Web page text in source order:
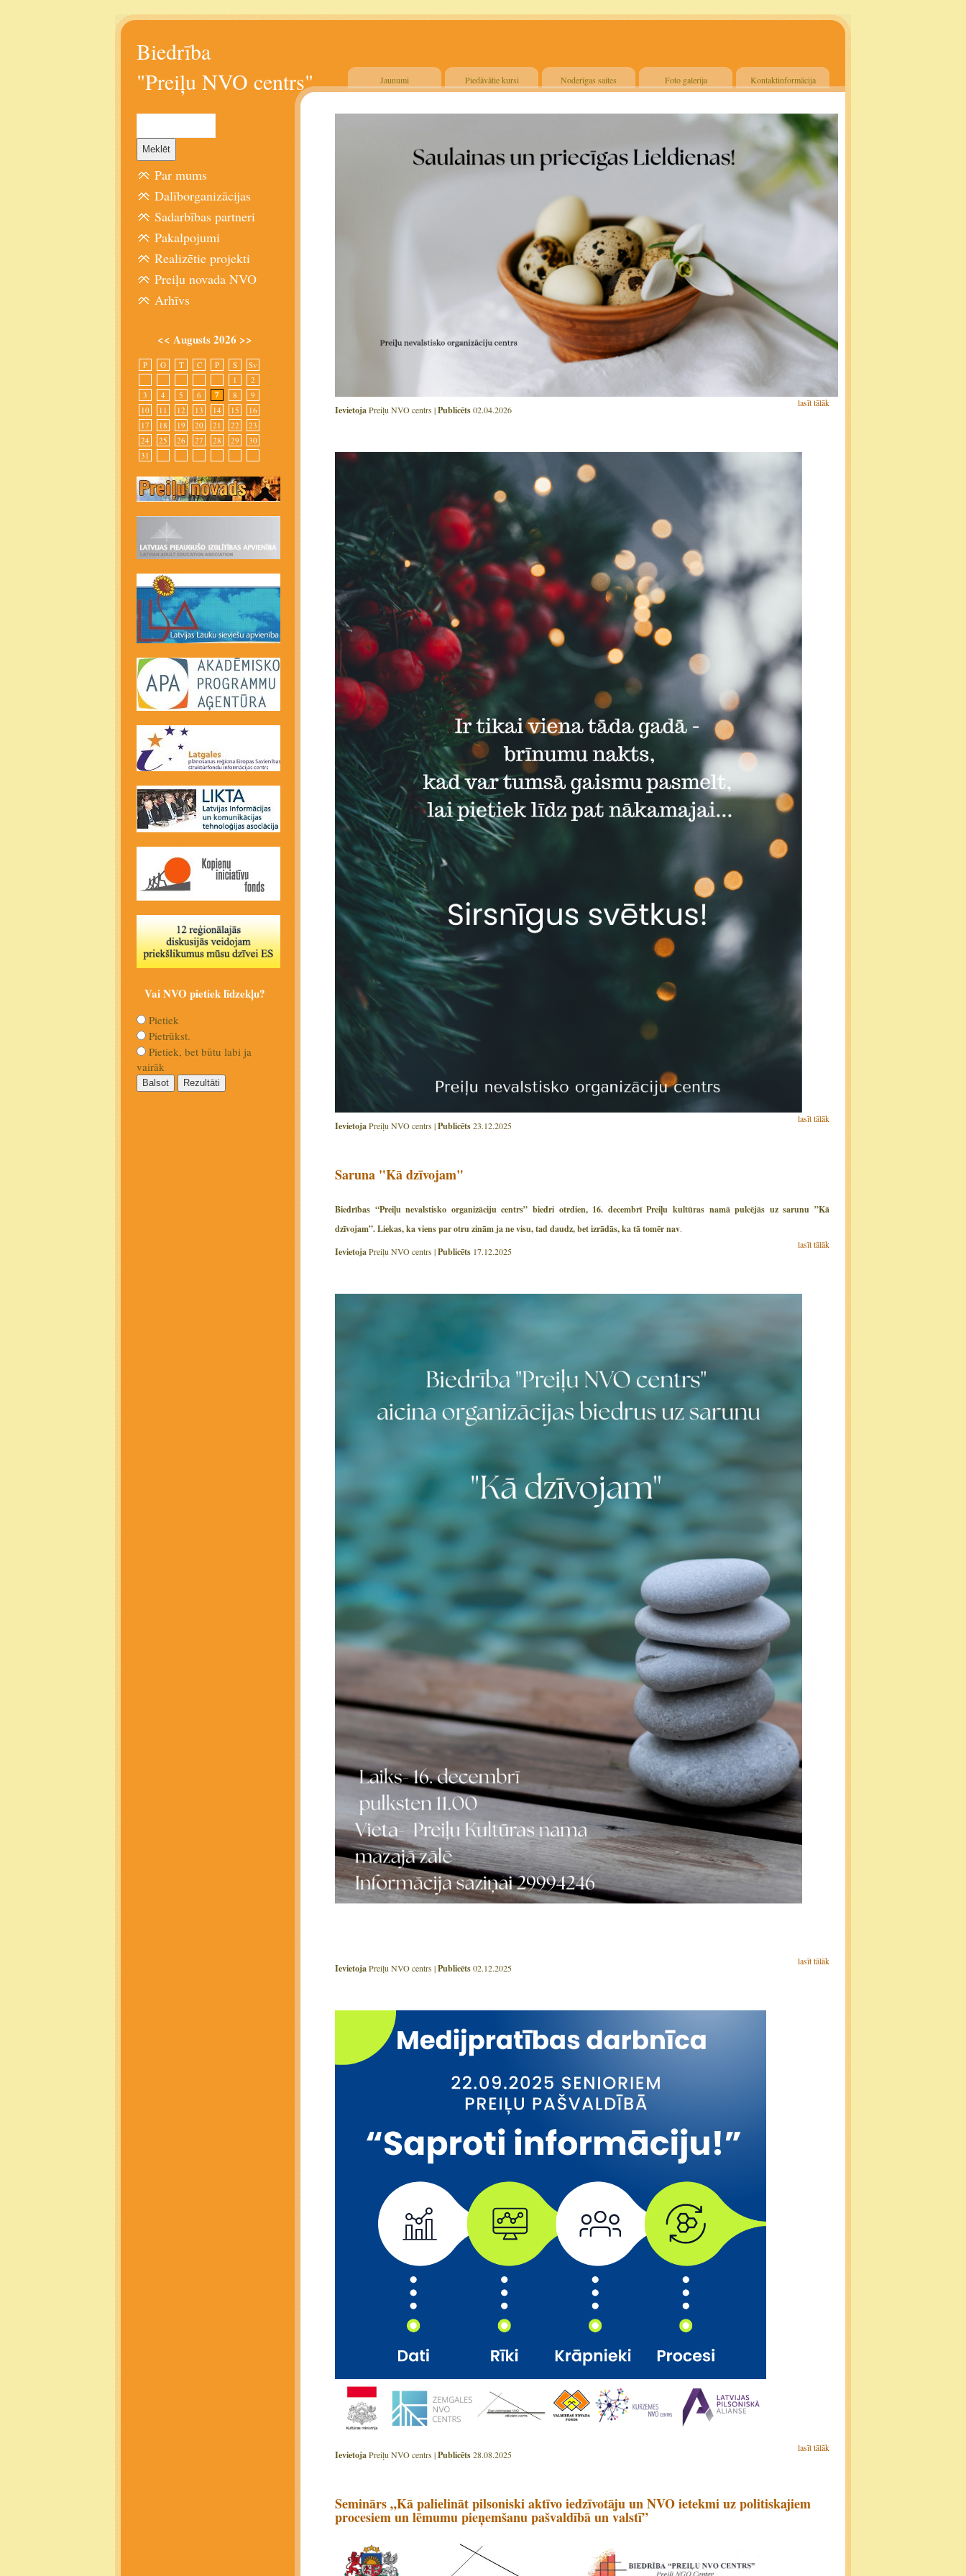
Biedrība
"Preiļu NVO centrs"
Jaunumi Piedāvātie kursi Noderīgas saites Foto galerija Kontaktinformācija
lasīt tālāk
IevietojaPreiļu NVO centrs |Publicēts02.04.2026
lasīt tālāk
IevietojaPreiļu NVO centrs |Publicēts23.12.2025
Saruna "Kā dzīvojam"
Biedrības “Preiļu nevalstisko organizāciju centrs” biedri otrdien, 16. decembrī Preiļu kultūras namā pulcējās uz sarunu ”Kā
dzīvojam”. Liekas, ka viens par otru zinām ja ne visu, tad daudz, bet izrādās, ka tā tomēr nav.
lasīt tālāk
IevietojaPreiļu NVO centrs |Publicēts 17.12.2025
lasīt tālāk
IevietojaPreiļu NVO centrs |Publicēts02.12.2025
lasīt tālāk
IevietojaPreiļu NVO centrs |Publicēts28.08.2025
Seminārs „Kā palielināt pilsoniski aktīvo iedzīvotāju un NVO ietekmi uz politiskajiem
procesiem un lēmumu pieņemšanu pašvaldībā un valstī”
Par mums
Dalīborganizācijas
Sadarbības partneri
Pakalpojumi
Realizētie projekti
Preiļu novada NVO
Arhīvs
<< Augusts 2026 >>
P O T C P S
Sv
1
2
3
4 5 6 7 8
9
10
11 12 13 14 15
16
17
18 19 20 21 22
23
24
25 26 27 28 29
30
31
Vai NVO pietiek līdzekļu?
Pietiek
Pietrūkst.
Pietiek, bet būtu labi ja
vairāk